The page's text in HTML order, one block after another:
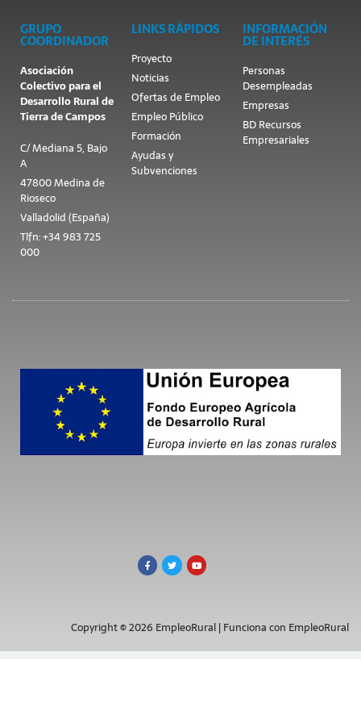
GRUPO
COORDINADOR
Asociación
Colectivo para el
Desarrollo Rural de
Tierra de Campos
C/ Mediana 5, Bajo
A
47800 Medina de
Rioseco
Valladolid (España)
Tlfn: +34 983 725
000
LINKS RÁPIDOS
Proyecto
Noticias
Ofertas de Empleo
Empleo Público
Formación
Ayudas y
Subvenciones
INFORMACIÓN
DE INTERÉS
Personas
Desempleadas
Empresas
BD Recursos
Empresariales
Copyright © 2026 EmpleoRural | Funciona con EmpleoRural